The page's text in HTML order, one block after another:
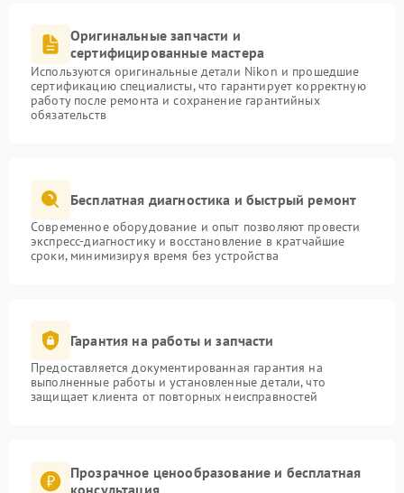
Оригинальные запчасти и
сертифицированные мастера
Используются оригинальные детали Nikon и прошедшие
сертификацию специалисты, что гарантирует корректную
работу после ремонта и сохранение гарантийных
обязательств
Бесплатная диагностика и быстрый ремонт
Современное оборудование и опыт позволяют провести
экспресс-диагностику и восстановление в кратчайшие
сроки, минимизируя время без устройства
Гарантия на работы и запчасти
Предоставляется документированная гарантия на
выполненные работы и установленные детали, что
защищает клиента от повторных неисправностей
Прозрачное ценообразование и бесплатная
консультация